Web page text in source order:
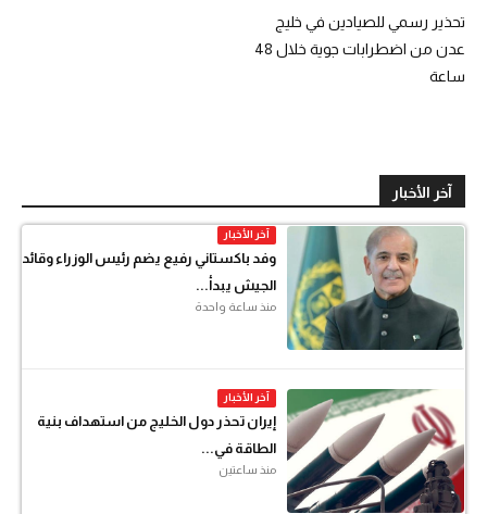
تحذير رسمي للصيادين في خليج
عدن من اضطرابات جوية خلال 48
ساعة
آخر الأخبار
آخر الأخبار
وفد باكستاني رفيع يضم رئيس الوزراء وقائد
الجيش يبدأ...
منذ ساعة واحدة
آخر الأخبار
إيران تحذر دول الخليج من استهداف بنية
الطاقة في...
منذ ساعتين